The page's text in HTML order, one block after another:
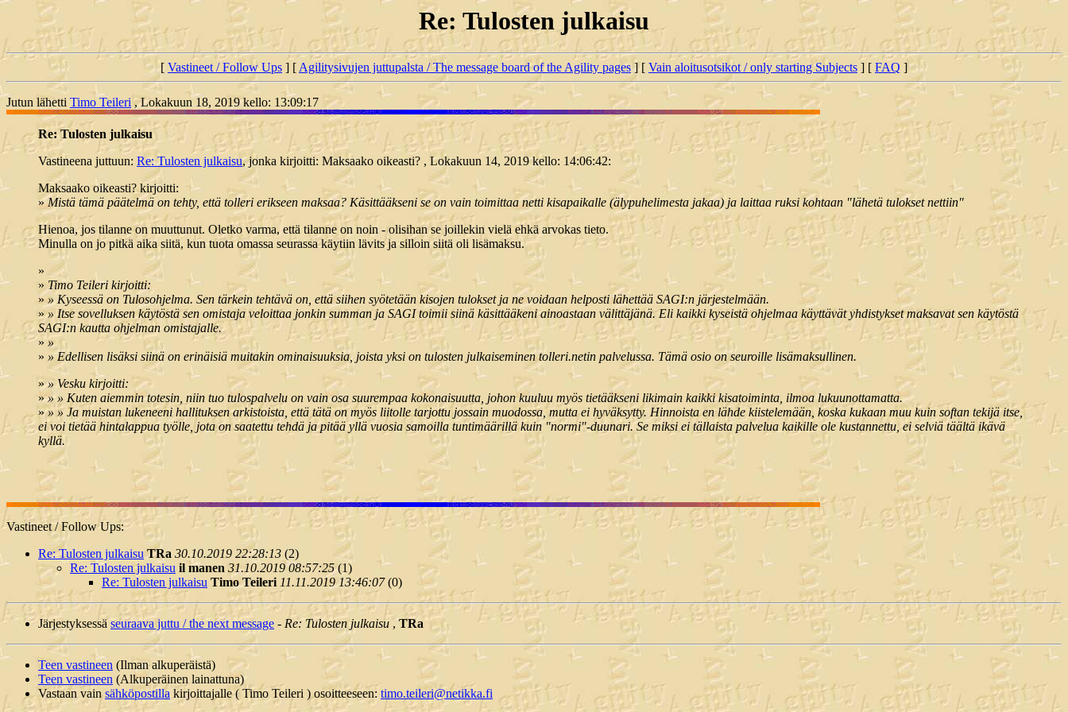
Re: Tulosten julkaisu
[ Vastineet / Follow Ups ] [Agilitysivujen juttupalsta / The message board of the Agility pages] [ Vain aloitusotsikot / only starting Subjects ] [ FAQ ]
Jutun lähetti Timo Teileri , Lokakuun 18, 2019 kello: 13:09:17
Re: Tulosten julkaisu
Vastineena juttuun: Re: Tulosten julkaisu, jonka kirjoitti: Maksaako oikeasti? , Lokakuun 14, 2019 kello: 14:06:42:
Maksaako oikeasti? kirjoitti:
»Mistä tämä päätelmä on tehty, että tolleri erikseen maksaa? Käsittääkseni se on vain toimittaa netti kisapaikalle (älypuhelimesta jakaa) ja laittaa ruksi kohtaan "lähetä tulokset nettiin"
Hienoa, jos tilanne on muuttunut. Oletko varma, että tilanne on noin - olisihan se joillekin vielä ehkä arvokas tieto.
Minulla on jo pitkä aika siitä, kun tuota omassa seurassa käytiin lävits ja silloin siitä oli lisämaksu.
»
» Timo Teileri kirjoitti:
»» Kyseessä on Tulosohjelma. Sen tärkein tehtävä on, että siihen syötetään kisojen tulokset ja ne voidaan helposti lähettää SAGI:n järjestelmään.
»» Itse sovelluksen käytöstä sen omistaja veloittaa jonkin summan ja SAGI toimii siinä käsittääkeni ainoastaan välittäjänä. Eli kaikki kyseistä ohjelmaa käyttävät yhdistykset maksavat sen käytöstä
SAGI:n kautta ohjelman omistajalle.
»»
» » Edellisen lisäksi siinä on erinäisiä muitakin ominaisuuksia, joista yksi on tulosten julkaiseminen tolleri.netin palvelussa. Tämä osio on seuroille lisämaksullinen.
»» Vesku kirjoitti:
»» » Kuten aiemmin totesin, niin tuo tulospalvelu on vain osa suurempaa kokonaisuutta, johon kuuluu myös tietääkseni likimain kaikki kisatoiminta, ilmoa lukuunottamatta.
»» » Ja muistan lukeneeni hallituksen arkistoista, että tätä on myös liitolle tarjottu jossain muodossa, mutta ei hyväksytty. Hinnoista en lähde kiistelemään, koska kukaan muu kuin softan tekijä itse,
ei voi tietää hintalappua työlle, jota on saatettu tehdä ja pitää yllä vuosia samoilla tuntimäärillä kuin "normi"-duunari. Se miksi ei tällaista palvelua kaikille ole kustannettu, ei selviä täältä ikävä
kyllä.
Vastineet / Follow Ups:
Re: Tulosten julkaisu TRa 30.10.2019 22:28:13 (2)
Re: Tulosten julkaisu il manen 31.10.2019 08:57:25(1)
Re: Tulosten julkaisu Timo Teileri 11.11.2019 13:46:07(0)
Järjestyksessäseuraava juttu / the next message - Re: Tulosten julkaisu , TRa
Teen vastineen (Ilman alkuperäistä)
Teen vastineen (Alkuperäinen lainattuna)
Vastaan vain sähköpostilla kirjoittajalle ( Timo Teileri ) osoitteeseen: timo.teileri@netikka.fi